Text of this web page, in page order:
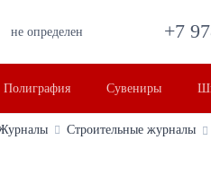
не определен +7
Полиграфия Сувениры
Строительные журналы